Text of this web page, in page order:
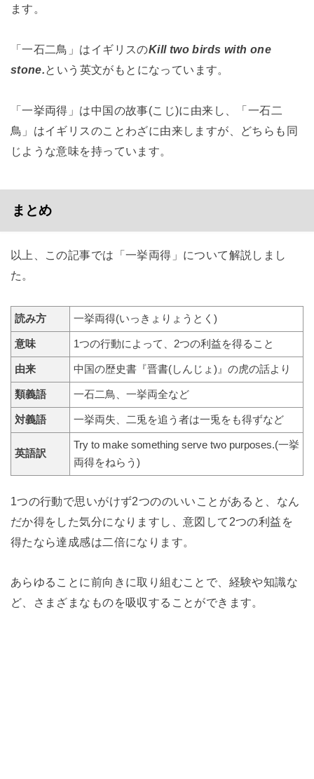
ます。
「一石二鳥」はイギリスのKill two birds with one
stone.という英文がもとになっています。
「一挙両得」は中国の故事(こじ)に由来し、「一石二
鳥」はイギリスのことわざに由来しますが、どちらも同
じような意味を持っています。
まとめ
以上、この記事では「一挙両得」について解説しまし
た。
読み方 一挙両得(いっきょりょうとく)
意味 1つの行動によって、2つの利益を得ること
由来 中国の歴史書『晋書(しんじょ)』の虎の話より
類義語 一石二鳥、一挙両全など
対義語 一挙両失、二兎を追う者は一兎をも得ずなど
英語訳
Try to make something serve two purposes.(一挙
両得をねらう)
1つの行動で思いがけず2つののいいことがあると、なん
だか得をした気分になりますし、意図して2つの利益を
得たなら達成感は二倍になります。
あらゆることに前向きに取り組むことで、経験や知識な
ど、さまざまなものを吸収することができます。